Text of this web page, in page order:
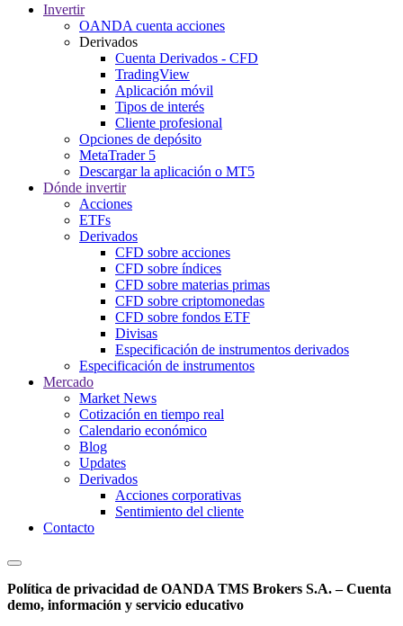
Invertir
OANDA cuenta acciones
Derivados
Cuenta Derivados - CFD
TradingView
Aplicación móvil
Tipos de interés
Cliente profesional
Opciones de depósito
MetaTrader 5
Descargar la aplicación o MT5
Dónde invertir
Acciones
ETFs
Derivados
CFD sobre acciones
CFD sobre índices
CFD sobre materias primas
CFD sobre criptomonedas
CFD sobre fondos ETF
Divisas
Especificación de instrumentos derivados
Especificación de instrumentos
Mercado
Market News
Cotización en tiempo real
Calendario económico
Blog
Updates
Derivados
Acciones corporativas
Sentimiento del cliente
Contacto
Política de privacidad de OANDA TMS Brokers S.A. – Cuenta
demo, información y servicio educativo